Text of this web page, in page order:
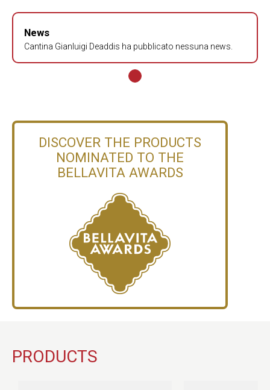
News
Cantina Gianluigi Deaddis ha pubblicato nessuna news.
DISCOVER THE PRODUCTS
NOMINATED TO THE
BELLAVITA AWARDS
PRODUCTS